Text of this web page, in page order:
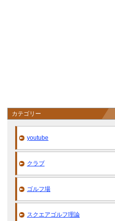
カテゴリー
youtube
クラブ
ゴルフ場
スクエアゴルフ理論